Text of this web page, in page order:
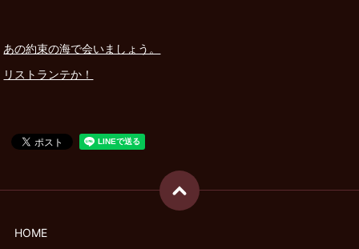
あの約束の海で会いましょう。
リストランテか！
HOME